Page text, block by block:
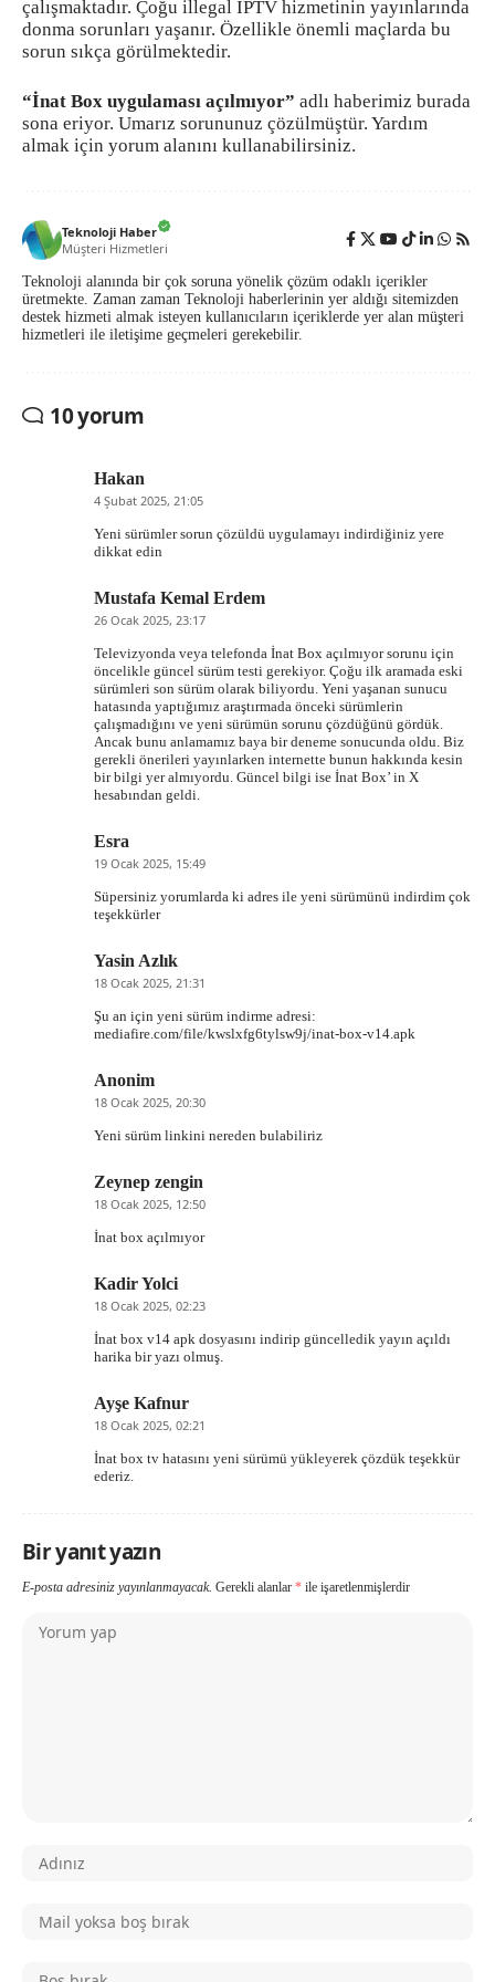
çalışmaktadır. Çoğu illegal IPTV hizmetinin yayınlarında
donma sorunları yaşanır. Özellikle önemli maçlarda bu
sorun sıkça görülmektedir.
“İnat Box uygulaması açılmıyor” adlı haberimiz burada
sona eriyor. Umarız sorununuz çözülmüştür. Yardım
almak için yorum alanını kullanabilirsiniz.
Teknoloji Haber
Müşteri Hizmetleri
Teknoloji alanında bir çok soruna yönelik çözüm odaklı içerikler
üretmekte. Zaman zaman Teknoloji haberlerinin yer aldığı sitemizden
destek hizmeti almak isteyen kullanıcıların içeriklerde yer alan müşteri
hizmetleri ile iletişime geçmeleri gerekebilir.
10 yorum
Hakan
4 Şubat 2025, 21:05
Yeni sürümler sorun çözüldü uygulamayı indirdiğiniz yere
dikkat edin
Mustafa Kemal Erdem
26 Ocak 2025, 23:17
Televizyonda veya telefonda İnat Box açılmıyor sorunu için
öncelikle güncel sürüm testi gerekiyor. Çoğu ilk aramada eski
sürümleri son sürüm olarak biliyordu. Yeni yaşanan sunucu
hatasında yaptığımız araştırmada önceki sürümlerin
çalışmadığını ve yeni sürümün sorunu çözdüğünü gördük.
Ancak bunu anlamamız baya bir deneme sonucunda oldu. Biz
gerekli önerileri yayınlarken internette bunun hakkında kesin
bir bilgi yer almıyordu. Güncel bilgi ise İnat Box’ in X
hesabından geldi.
Esra
19 Ocak 2025, 15:49
Süpersiniz yorumlarda ki adres ile yeni sürümünü indirdim çok
teşekkürler
Yasin Azlık
18 Ocak 2025, 21:31
Şu an için yeni sürüm indirme adresi:
mediafire.com/file/kwslxfg6tylsw9j/inat-box-v14.apk
Anonim
18 Ocak 2025, 20:30
Yeni sürüm linkini nereden bulabiliriz
Zeynep zengin
18 Ocak 2025, 12:50
İnat box açılmıyor
Kadir Yolci
18 Ocak 2025, 02:23
İnat box v14 apk dosyasını indirip güncelledik yayın açıldı
harika bir yazı olmuş.
Ayşe Kafnur
18 Ocak 2025, 02:21
İnat box tv hatasını yeni sürümü yükleyerek çözdük teşekkür
ederiz.
Bir yanıt yazın
E-posta adresiniz yayınlanmayacak. Gerekli alanlar * ile işaretlenmişlerdir